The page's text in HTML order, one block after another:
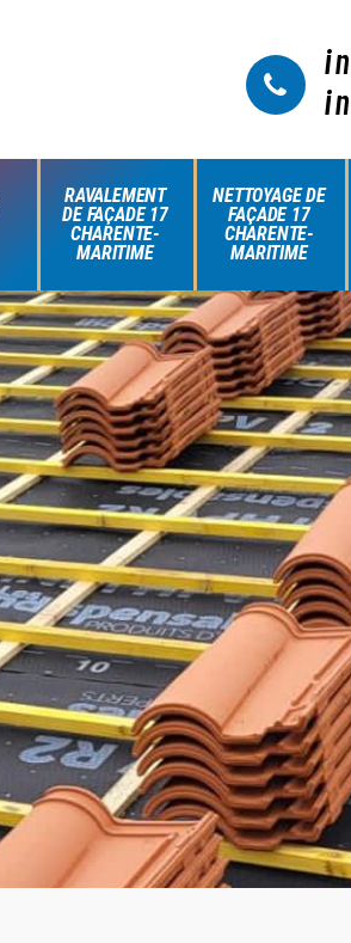
RAVALEMENT
DE FAÇADE 17
CHARENTE-
MARITIME
NETTOYAGE DE
FAÇADE 17
CHARENTE-
MARITIME